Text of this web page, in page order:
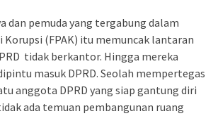
dan pemuda yang tergabung dalam
Korupsi (FPAK) itu memuncak lantaran
tidak berkantor. Hingga mereka
masuk DPRD. Seolah mempertegas
anggota DPRD yang siap gantung diri
ada temuan pembangunan ruang